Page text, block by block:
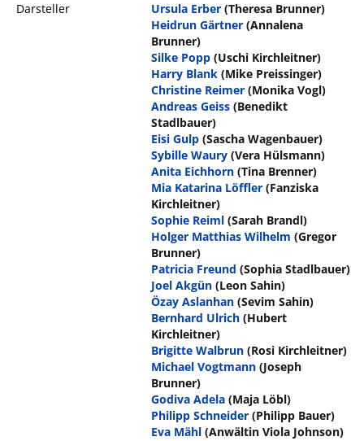
Darsteller
Ursula Erber (Theresa Brunner)
Heidrun Gärtner (Annalena
Brunner)
Silke Popp (Uschi Kirchleitner)
Harry Blank (Mike Preissinger)
Christine Reimer (Monika Vogl)
Andreas Geiss (Benedikt
Stadlbauer)
Eisi Gulp (Sascha Wagenbauer)
Sybille Waury (Vera Hülsmann)
Anita Eichhorn (Tina Brenner)
Mia Katarina Löffler (Fanziska
Kirchleitner)
Sophie Reiml (Sarah Brandl)
Holger Matthias Wilhelm (Gregor
Brunner)
Patricia Freund (Sophia Stadlbauer)
Joel Akgün (Leon Sahin)
Özay Aslanhan (Sevim Sahin)
Bernhard Ulrich (Hubert
Kirchleitner)
Brigitte Walbrun (Rosi Kirchleitner)
Michael Vogtmann (Joseph
Brunner)
Godiva Adela (Maja Löbl)
Philipp Schneider (Philipp Bauer)
Eva Mähl (Anwältin Viola Johnson)